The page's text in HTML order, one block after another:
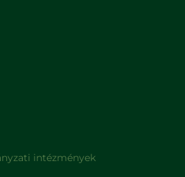
intézmények